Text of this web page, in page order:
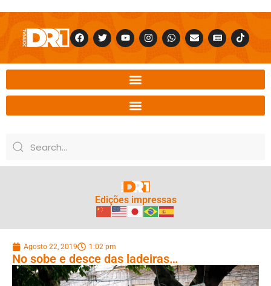
Edições impressas
Agosto 22, 2019 1:02 pm
No sobe e desce das ladeiras…